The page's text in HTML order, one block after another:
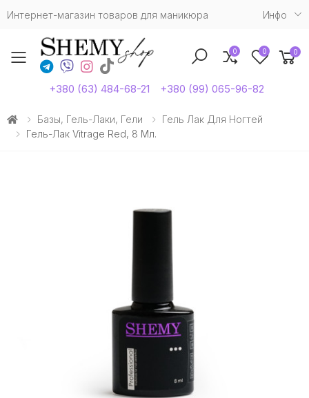
Интернет-магазин товаров для маникюра Инфо
Toggle mobile menu
+380 (63) 484-68-21 +380 (99) 065-96-82
0 0 0
Базы, Гель-Лаки, Гели
Гель Лак Для Ногтей
Гель-Лак Vitrage Red, 8 Мл.